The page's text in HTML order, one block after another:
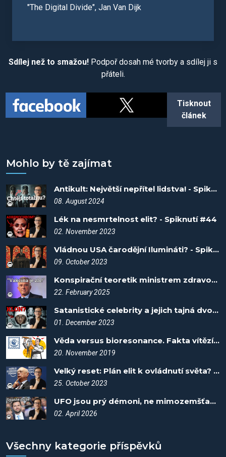
"The Digital Divide", Jan Van Dijk
Sdílej než to smažou! Podpoř dosah mé tvorby a sdílej ji s
přáteli.
Tisknout
článek
Mohlo by tě zajímat
Antikult: Největší nepřítel lidstva! - Spiknutí #101
08. August 2024
Lék na nesmrtelnost elit? - Spiknutí #44
02. November 2023
Vládnou USA čarodějní Ilumináti? - Spiknutí #26
09. October 2023
Konspirační teoretik ministrem zdravotnictví?! - Spiknutí #110
22. February 2025
Satanistické celebrity a jejich tajná dvojčata - Spiknutí #64
01. December 2023
Věda versus bioresonance. Fakta vítězí #10.2
20. November 2019
Velký reset: Plán elit k ovládnutí světa? - Spiknutí #38
25. October 2023
UFO jsou prý démoni, ne mimozemšťané! - Spiknutí #122
02. April 2026
Všechny kategorie příspěvků